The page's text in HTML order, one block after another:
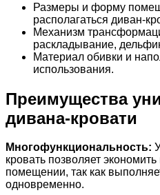
Размеры и форму
располагаться диван-
Механизм
раскладывание,
Материал обивки и
использования.
Преимущества
дивана-кровати
Многофункциональность:
кровать позволяет
помещении, так как
одновременно.